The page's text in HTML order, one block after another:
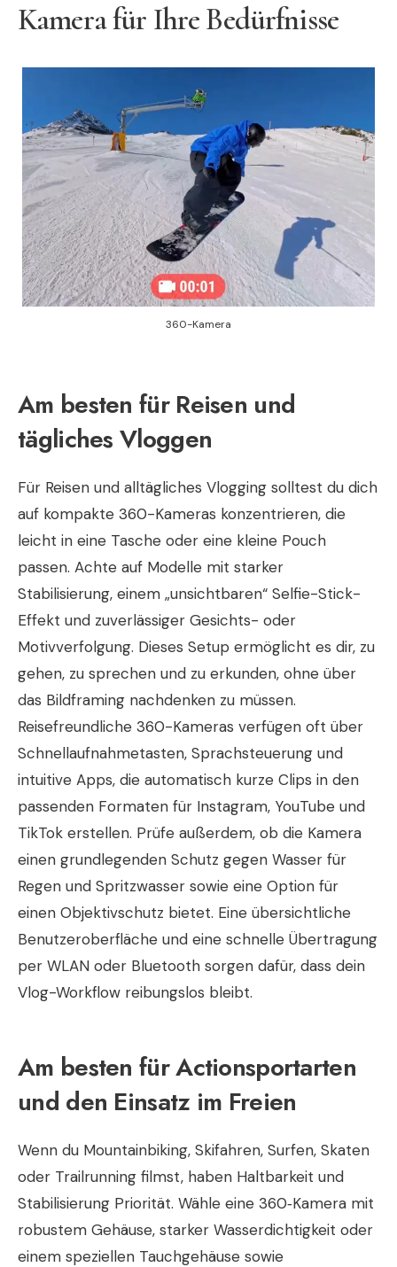
Kamera für Ihre Bedürfnisse
360-Kamera
Am besten für Reisen und
tägliches Vloggen
Für Reisen und alltägliches Vlogging solltest du dich
auf kompakte 360-Kameras konzentrieren, die
leicht in eine Tasche oder eine kleine Pouch
passen. Achte auf Modelle mit starker
Stabilisierung, einem „unsichtbaren“ Selfie-Stick-
Effekt und zuverlässiger Gesichts- oder
Motivverfolgung. Dieses Setup ermöglicht es dir, zu
gehen, zu sprechen und zu erkunden, ohne über
das Bildframing nachdenken zu müssen.
Reisefreundliche 360-Kameras verfügen oft über
Schnellaufnahmetasten, Sprachsteuerung und
intuitive Apps, die automatisch kurze Clips in den
passenden Formaten für Instagram, YouTube und
TikTok erstellen. Prüfe außerdem, ob die Kamera
einen grundlegenden Schutz gegen Wasser für
Regen und Spritzwasser sowie eine Option für
einen Objektivschutz bietet. Eine übersichtliche
Benutzeroberfläche und eine schnelle Übertragung
per WLAN oder Bluetooth sorgen dafür, dass dein
Vlog-Workflow reibungslos bleibt.
Am besten für Actionsportarten
und den Einsatz im Freien
Wenn du Mountainbiking, Skifahren, Surfen, Skaten
oder Trailrunning filmst, haben Haltbarkeit und
Stabilisierung Priorität. Wähle eine 360‑Kamera mit
robustem Gehäuse, starker Wasserdichtigkeit oder
einem speziellen Tauchgehäuse sowie